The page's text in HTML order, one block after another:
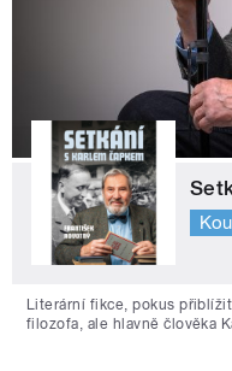
Literární fikce, pokus
filozofa, ale hlavně člověka